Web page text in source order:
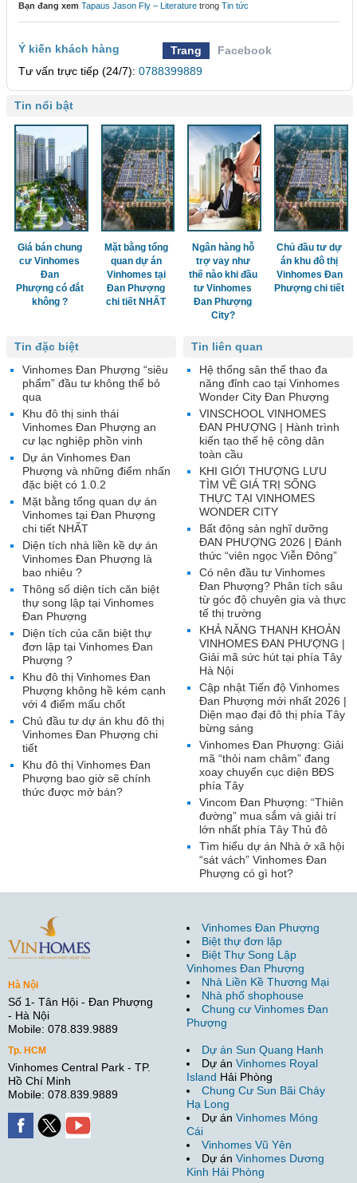
Bạn đang xem Tapaus Jason Fly – Literature trong Tin tức
Ý kiến khách hàng Trang
Facebook
Tư vấn trực tiếp (24/7): 0788399889
Tin nổi bật
Giá bán chung
cư Vinhomes
Đan
Phượng có đắt
không ?
Mặt bằng tổng
quan dự án
Vinhomes tại
Đan Phượng
chi tiết NHẤT
Ngân hàng hỗ
trợ vay như
thế nào khi đầu
tư Vinhomes
Đan Phượng
City?
Chủ đầu tư dự
án khu đô thị
Vinhomes Đan
Phượng chi tiết
Tin liên quan
Hệ thống sân thể thao đa
năng đỉnh cao tại Vinhomes
Wonder City Đan Phượng
VINSCHOOL VINHOMES
ĐAN PHƯỢNG | Hành trình
kiến tạo thế hệ công dân
toàn cầu
KHI GIỚI THƯỢNG LƯU
TÌM VỀ GIÁ TRỊ SỐNG
THỰC TẠI VINHOMES
WONDER CITY
Bất động sản nghĩ dưỡng
ĐAN PHƯỢNG 2026 | Đánh
thức “viên ngọc Viễn Đông”
Có nên đầu tư Vinhomes
Đan Phượng? Phân tích sâu
từ góc độ chuyên gia và thực
tế thị trường
KHẢ NĂNG THANH KHOẢN
VINHOMES ĐAN PHƯỢNG |
Giải mã sức hút tại phía Tây
Hà Nội
Cập nhật Tiến độ Vinhomes
Đan Phượng mới nhất 2026 |
Diện mạo đại đô thị phía Tây
bừng sáng
Vinhomes Đan Phượng: Giải
mã “thỏi nam châm” đang
xoay chuyển cục diện BĐS
phía Tây
Vincom Đan Phượng: “Thiên
đường” mua sắm và giải trí
lớn nhất phía Tây Thủ đô
Tìm hiểu dự án Nhà ở xã hội
“sát vách” Vinhomes Đan
Phượng có gì hot?
Tin đặc biệt
Vinhomes Đan Phượng “siêu
phẩm” đầu tư không thể bỏ
qua
Khu đô thị sinh thái
Vinhomes Đan Phượng an
cư lạc nghiệp phồn vinh
Dự án Vinhomes Đan
Phượng và những điểm nhấn
đặc biệt có 1.0.2
Mặt bằng tổng quan dự án
Vinhomes tại Đan Phượng
chi tiết NHẤT
Diện tích nhà liền kề dự án
Vinhomes Đan Phượng là
bao nhiêu ?
Thông số diện tích căn biệt
thự song lập tại Vinhomes
Đan Phượng
Diện tích của căn biệt thự
đơn lập tại Vinhomes Đan
Phượng ?
Khu đô thị Vinhomes Đan
Phượng không hề kém cạnh
với 4 điểm mấu chốt
Chủ đầu tư dự án khu đô thị
Vinhomes Đan Phượng chi
tiết
Khu đô thị Vinhomes Đan
Phượng bao giờ sẽ chính
thức được mở bán?
Hà Nội
Số 1- Tân Hội - Đan Phượng
- Hà Nội
Mobile: 078.839.9889
Tp. HCM
Vinhomes Central Park - TP.
Hồ Chí Minh
Mobile: 078.839.9889
Vinhomes Đan Phượng
Biệt thự đơn lập
Biệt Thự Song Lập
Vinhomes Đan Phượng
Nhà Liền Kề Thương Mại
Nhà phố shophouse
Chung cư Vinhomes Đan
Phượng
Dự án Sun Quang Hanh
Dự án Vinhomes Royal
Island Hải Phòng
Chung Cư Sun Bãi Cháy
Hạ Long
Dự án Vinhomes Móng
Cái
Vinhomes Vũ Yên
Dự án Vinhomes Dương
Kinh Hải Phòng